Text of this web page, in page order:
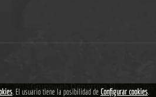
© 2018 Grupoweb Deportiva SL .Todos
. El usuario tiene la posibilidad de Configurar cookies.